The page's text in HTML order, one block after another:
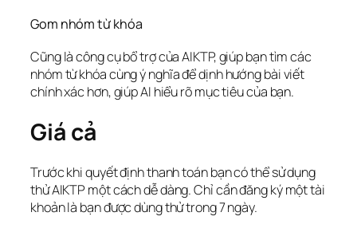
Gom nhóm từ khóa
Cũng là công cụ bổ trợ của AIKTP, giúp bạn tìm các
nhóm từ khóa cùng ý nghĩa để dịnh hướng bài viết
chính xác hơn, giúp AI hiểu rõ mục tiêu của bạn.
Giá cả
Trước khi quyết định thanh toán bạn có thể sử dụng
thử AIKTP một cách dễ dàng. Chỉ cần đăng ký một tài
khoản là bạn được dùng thử trong 7 ngày.